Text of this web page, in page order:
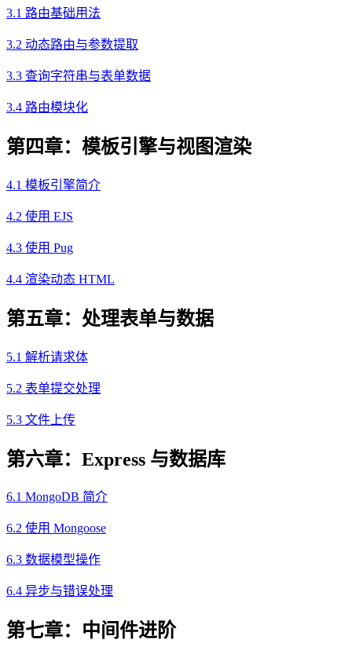
3.1 路由基础用法
3.2 动态路由与参数提取
3.3 查询字符串与表单数据
3.4 路由模块化
第四章：模板引擎与视图渲染
4.1 模板引擎简介
4.2 使用 EJS
4.3 使用 Pug
4.4 渲染动态 HTML
第五章：处理表单与数据
5.1 解析请求体
5.2 表单提交处理
5.3 文件上传
第六章：Express 与数据库
6.1 MongoDB 简介
6.2 使用 Mongoose
6.3 数据模型操作
6.4 异步与错误处理
第七章：中间件进阶